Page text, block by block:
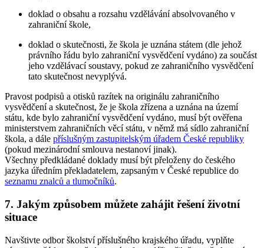
doklad o obsahu a rozsahu vzdělávání absolvovaného v
zahraniční škole,
doklad o skutečnosti, že škola je uznána státem (dle jehož
právního řádu bylo zahraniční vysvědčení vydáno) za součást
jeho vzdělávací soustavy, pokud ze zahraničního vysvědčení
tato skutečnost nevyplývá.
Pravost podpisů a otisků razítek na originálu zahraničního
vysvědčení a skutečnost, že je škola zřízena a uznána na území
státu, kde bylo zahraniční vysvědčení vydáno, musí být ověřena
ministerstvem zahraničních věcí státu, v němž má sídlo zahraniční
škola, a dále příslušným zastupitelským úřadem České republiky
(pokud mezinárodní smlouva nestanoví jinak).
Všechny předkládané doklady musí být přeloženy do českého
jazyka úředním překladatelem, zapsaným v České republice do
seznamu znalců a tlumočníků.
7. Jakým způsobem můžete zahájit řešení životní
situace
Navštivte odbor školství příslušného krajského úřadu, vyplňte